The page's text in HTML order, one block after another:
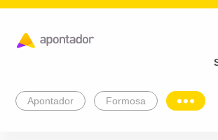
Apontador Formosa